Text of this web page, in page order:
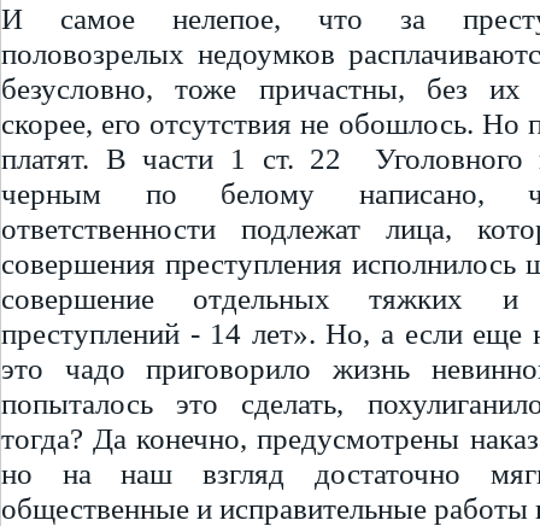
И самое нелепое, что за
половозрелых недоумков
безусловно, тоже причастны, без их
скорее, его отсутствия не обошлось. Но
платят. В части 1 ст. 22 Уголовного
черным по белому написано,
ответственности подлежат лица,
совершения преступления исполнилось
совершение отдельных тяжких
преступлений - 14 лет». Но, а если еще
это чадо приговорило жизнь
попыталось это сделать,
тогда? Да конечно, предусмотрены
но на наш взгляд достаточно
общественные и исправительные работы